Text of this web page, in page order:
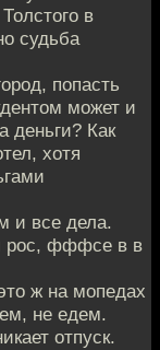
в
судьба
попасть
может и
деньги? Как
хотя
и все дела.
рос, фффсе в в
ж на мопедах
не едем.
отпуск.